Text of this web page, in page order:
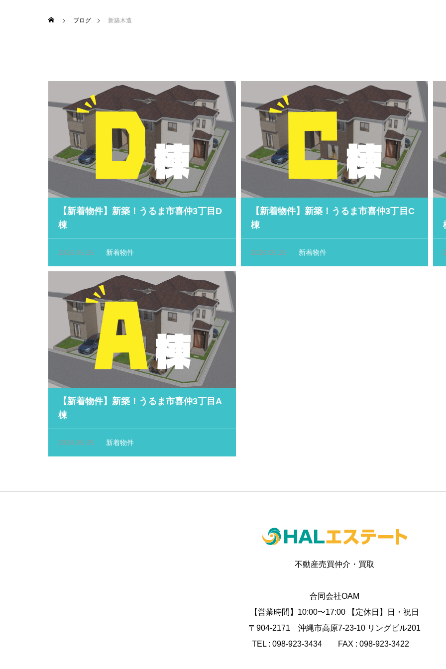
ブログ 新築木造
【新着物件】新築！うるま市喜仲3丁目D
棟
2026.05.25 新着物件
【新着物件】新築！うるま市喜仲3丁目C
棟
2026.05.25 新着物件
【新着物件】新築！うるま市喜仲3丁目A
棟
2026.05.25 新着物件
不動産売買仲介・買取
合同会社OAM
【営業時間】10:00〜17:00 【定休日】日・祝日
〒904-2171 沖縄市高原7-23-10 リングビル201
TEL : 098-923-3434 FAX : 098-923-3422